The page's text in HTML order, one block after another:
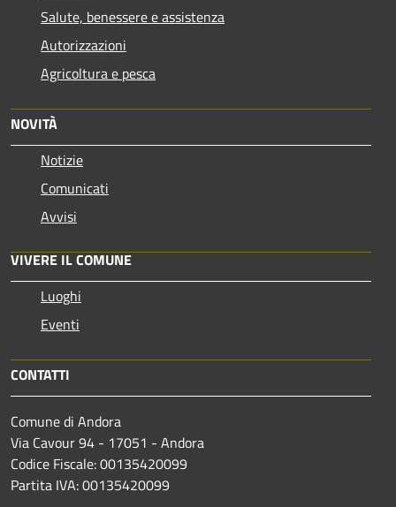
Salute, benessere e assistenza
Autorizzazioni
Agricoltura e pesca
NOVITÀ
Notizie
Comunicati
Avvisi
VIVERE IL COMUNE
Luoghi
Eventi
CONTATTI
Comune di Andora
Via Cavour 94 - 17051 - Andora
Codice Fiscale: 00135420099
Partita IVA: 00135420099